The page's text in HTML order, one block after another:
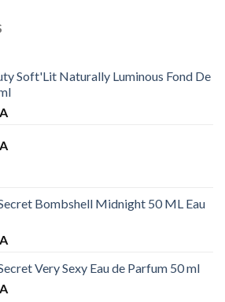
Soft'Lit Naturally Luminous Fond De
Bombshell Midnight 50 ML Eau
Very Sexy Eau de Parfum 50 ml